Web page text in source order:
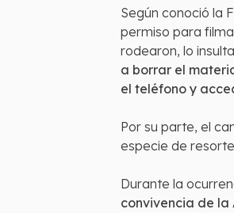
Según conoció la
permiso para
rodearon, lo
a borrar el
el teléfono y
Por su parte, el
especie de
Durante la
convivencia de